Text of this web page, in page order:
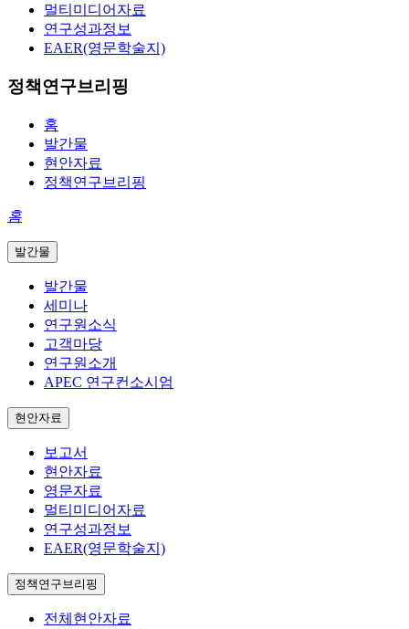
멀티미디어자료
연구성과정보
EAER(영문학술지)
정책연구브리핑
홈
발간물
현안자료
정책연구브리핑
홈
발간물
발간물
세미나
연구원소식
고객마당
연구원소개
APEC 연구컨소시엄
현안자료
보고서
현안자료
영문자료
멀티미디어자료
연구성과정보
EAER(영문학술지)
정책연구브리핑
전체현안자료